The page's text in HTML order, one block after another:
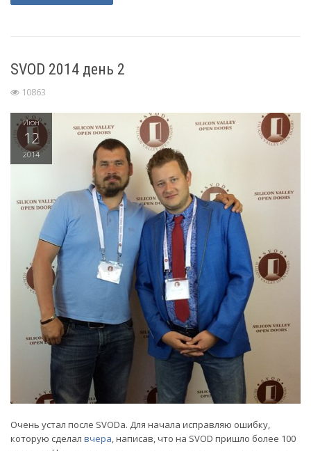
SVOD 2014 день 2
10863
Июн
12
2014
Очень устал после SVODа. Для начала исправляю ошибку,
которую сделал вчера, написав, что на SVOD пришло более 100